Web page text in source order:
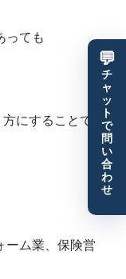
ても
にすることで
ム業、保険営
💬
チ
ャ
ッ
ト
で
問
い
合
わ
せ